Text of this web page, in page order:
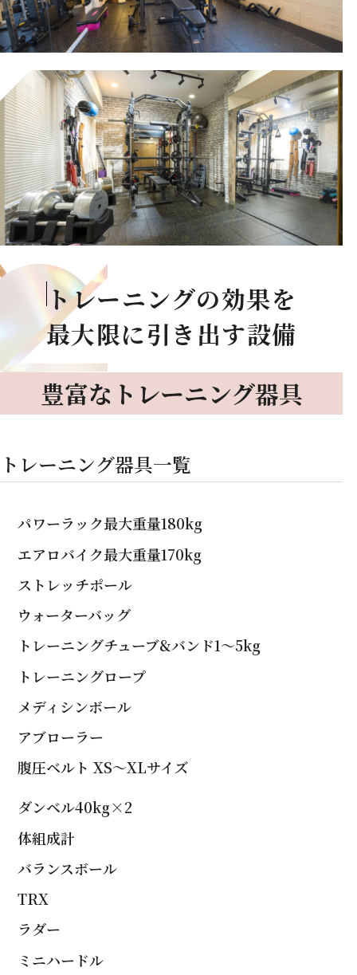
トレーニングの効果を
最大限に引き出す設備
豊富なトレーニング器具
トレーニング器具一覧
パワーラック最大重量180kg
エアロバイク最大重量170kg
ストレッチポール
ウォーターバッグ
トレーニングチューブ&バンド1〜5kg
トレーニングロープ
メディシンボール
アブローラー
腹圧ベルト XS〜XLサイズ
ダンベル40kg×2
体組成計
バランスボール
TRX
ラダー
ミニハードル